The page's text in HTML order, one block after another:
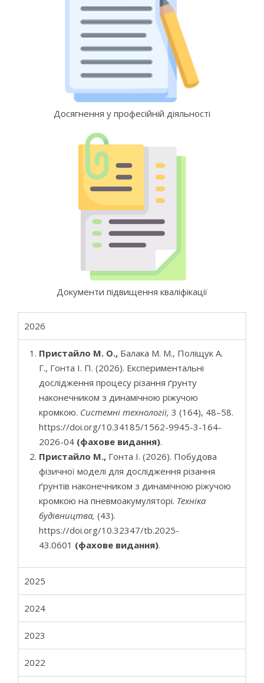
Досягнення у професійній діяльності
Документи підвищення кваліфікації
2026
Пристайло М. О., Балака М. М., Поліщук А.
Г., Гонта І. П. (2026). Експериментальні
дослідження процесу різання ґрунту
наконечником з динамічною ріжучою
кромкою. Системні технології, 3 (164), 48–58.
https://doi.org/10.34185/1562-9945-3-164-
2026-04 (фахове видання).
Пристайло М., Гонта І. (2026). Побудова
фізичної моделі для дослідження різання
ґрунтів наконечником з динамічною ріжучою
кромкою на пневмоакумуляторі. Техніка
будівництва, (43).
https://doi.org/10.32347/tb.2025-
43.0601 (фахове видання).
2025
2024
2023
2022